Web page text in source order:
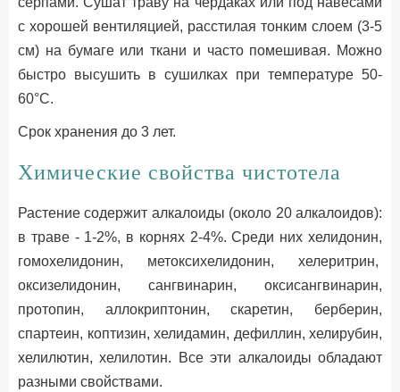
с хорошей вентиляцией, расстилая тонким слоем (3-5
см) на бумаге или ткани и часто помешивая. Можно
быстро высушить в сушилках при температуре 50-
60°С.
Срок хранения до 3 лет.
Химические свойства чистотела
Растение содержит алкалоиды (около 20 алкалоидов):
в траве - 1-2%, в корнях 2-4%. Среди них хелидонин,
гомохелидонин, метоксихелидонин, хелеритрин,
оксизелидонин, сангвинарин, оксисангвинарин,
протопин, аллокриптонин, скаретин, берберин,
спартеин, коптизин, хелидамин, дефиллин, хелирубин,
хелилютин, хелилотин. Все эти алкалоиды обладают
разными свойствами.